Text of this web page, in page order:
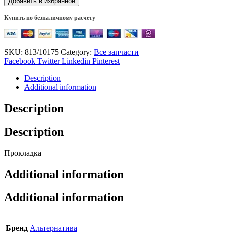
Купить по безналичному расчету
SKU: 813/10175 Category: Все запчасти
Facebook Twitter Linkedin Pinterest
Description
Additional information
Description
Description
Прокладка
Additional information
Additional information
Бренд Альтернатива